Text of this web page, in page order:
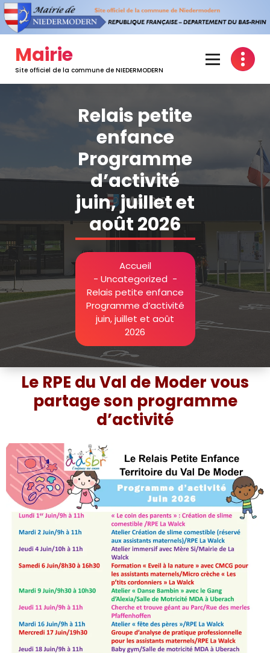
Mairie
Site officiel de la commune de NIEDERMODERN
Relais petite
enfance
Programme
d’activité
juin, juillet et
août 2026
Accueil
- Uncategorized -
Relais petite enfance
Programme d’activité
juin, juillet et août
2026
Le RPE du Val de Moder vous
partage son programme
d’activité